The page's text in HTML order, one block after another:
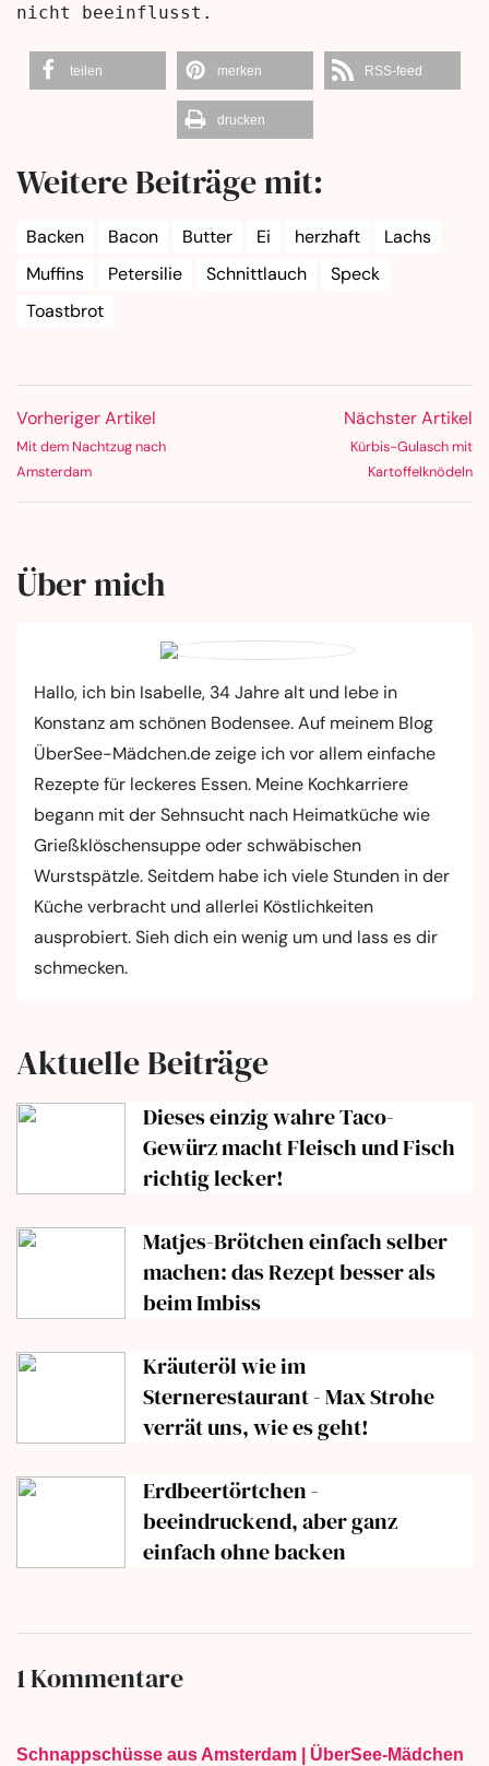
nicht beeinflusst.
teilen merken RSS-feed
drucken
Weitere Beiträge mit:
Backen Bacon Butter Ei herzhaft
Lachs
Muffins
Petersilie Schnittlauch
Speck
Toastbrot
Vorheriger Artikel
Mit dem Nachtzug nach
Amsterdam
Nächster Artikel
Kürbis-Gulasch mit
Kartoffelknödeln
Über mich
Hallo, ich bin Isabelle, 34 Jahre alt und lebe in
Konstanz am schönen Bodensee. Auf meinem Blog
ÜberSee-Mädchen.de zeige ich vor allem einfache
Rezepte für leckeres Essen. Meine Kochkarriere
begann mit der Sehnsucht nach Heimatküche wie
Grießklöschensuppe oder schwäbischen
Wurstspätzle. Seitdem habe ich viele Stunden in der
Küche verbracht und allerlei Köstlichkeiten
ausprobiert. Sieh dich ein wenig um und lass es dir
schmecken.
Aktuelle Beiträge
Dieses einzig wahre Taco-
Gewürz macht Fleisch und Fisch
richtig lecker!
Matjes-Brötchen einfach selber
machen: das Rezept besser als
beim Imbiss
Kräuteröl wie im
Sternerestaurant - Max Strohe
verrät uns, wie es geht!
Erdbeertörtchen -
beeindruckend, aber ganz
einfach ohne backen
1 Kommentare
Schnappschüsse aus Amsterdam | ÜberSee-Mädchen